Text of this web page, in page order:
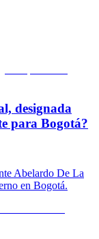
designada
para Bogotá?
Abelardo De La
en Bogotá.